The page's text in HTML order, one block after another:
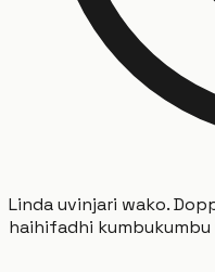
Linda uvinjari wako.
haihifadhi